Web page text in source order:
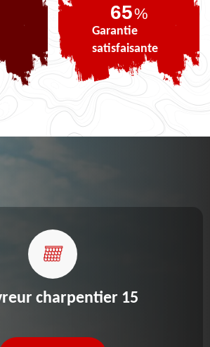
84%
Garantie
satisfaisante
charpentier 15